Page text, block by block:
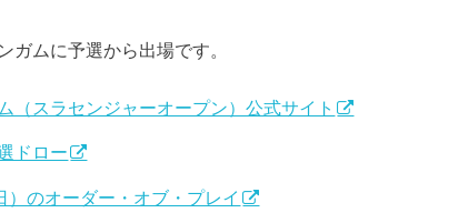
ガムに予選から出場です。
（スラセンジャーオープン）公式サイト
ドロー
）のオーダー・オブ・プレイ